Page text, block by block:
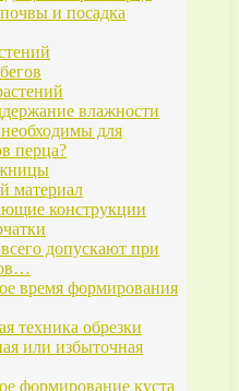
и посадка
влажности
для
перца?
материал
конструкции
допускают при
время формирования
техника обрезки
или избыточная
формирование куста